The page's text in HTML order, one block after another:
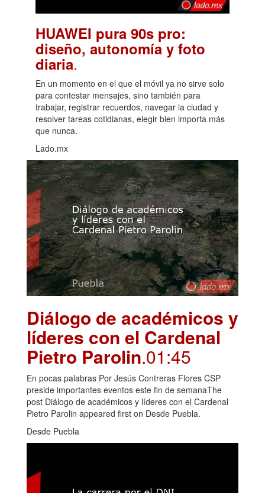
HUAWEI pura 90s pro:
diseño, autonomía y foto
diaria.
En un momento en el que el móvil ya no sirve solo
para contestar mensajes, sino también para
trabajar, registrar recuerdos, navegar la ciudad y
resolver tareas cotidianas, elegir bien importa más
que nunca.
Lado.mx
Diálogo de académicos y
líderes con el Cardenal
Pietro Parolin.01:45
En pocas palabras Por Jesús Contreras Flores CSP
preside importantes eventos este fin de semanaThe
post Diálogo de académicos y líderes con el Cardenal
Pietro Parolin appeared first on Desde Puebla.
Desde Puebla